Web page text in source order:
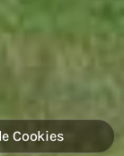
Cookies